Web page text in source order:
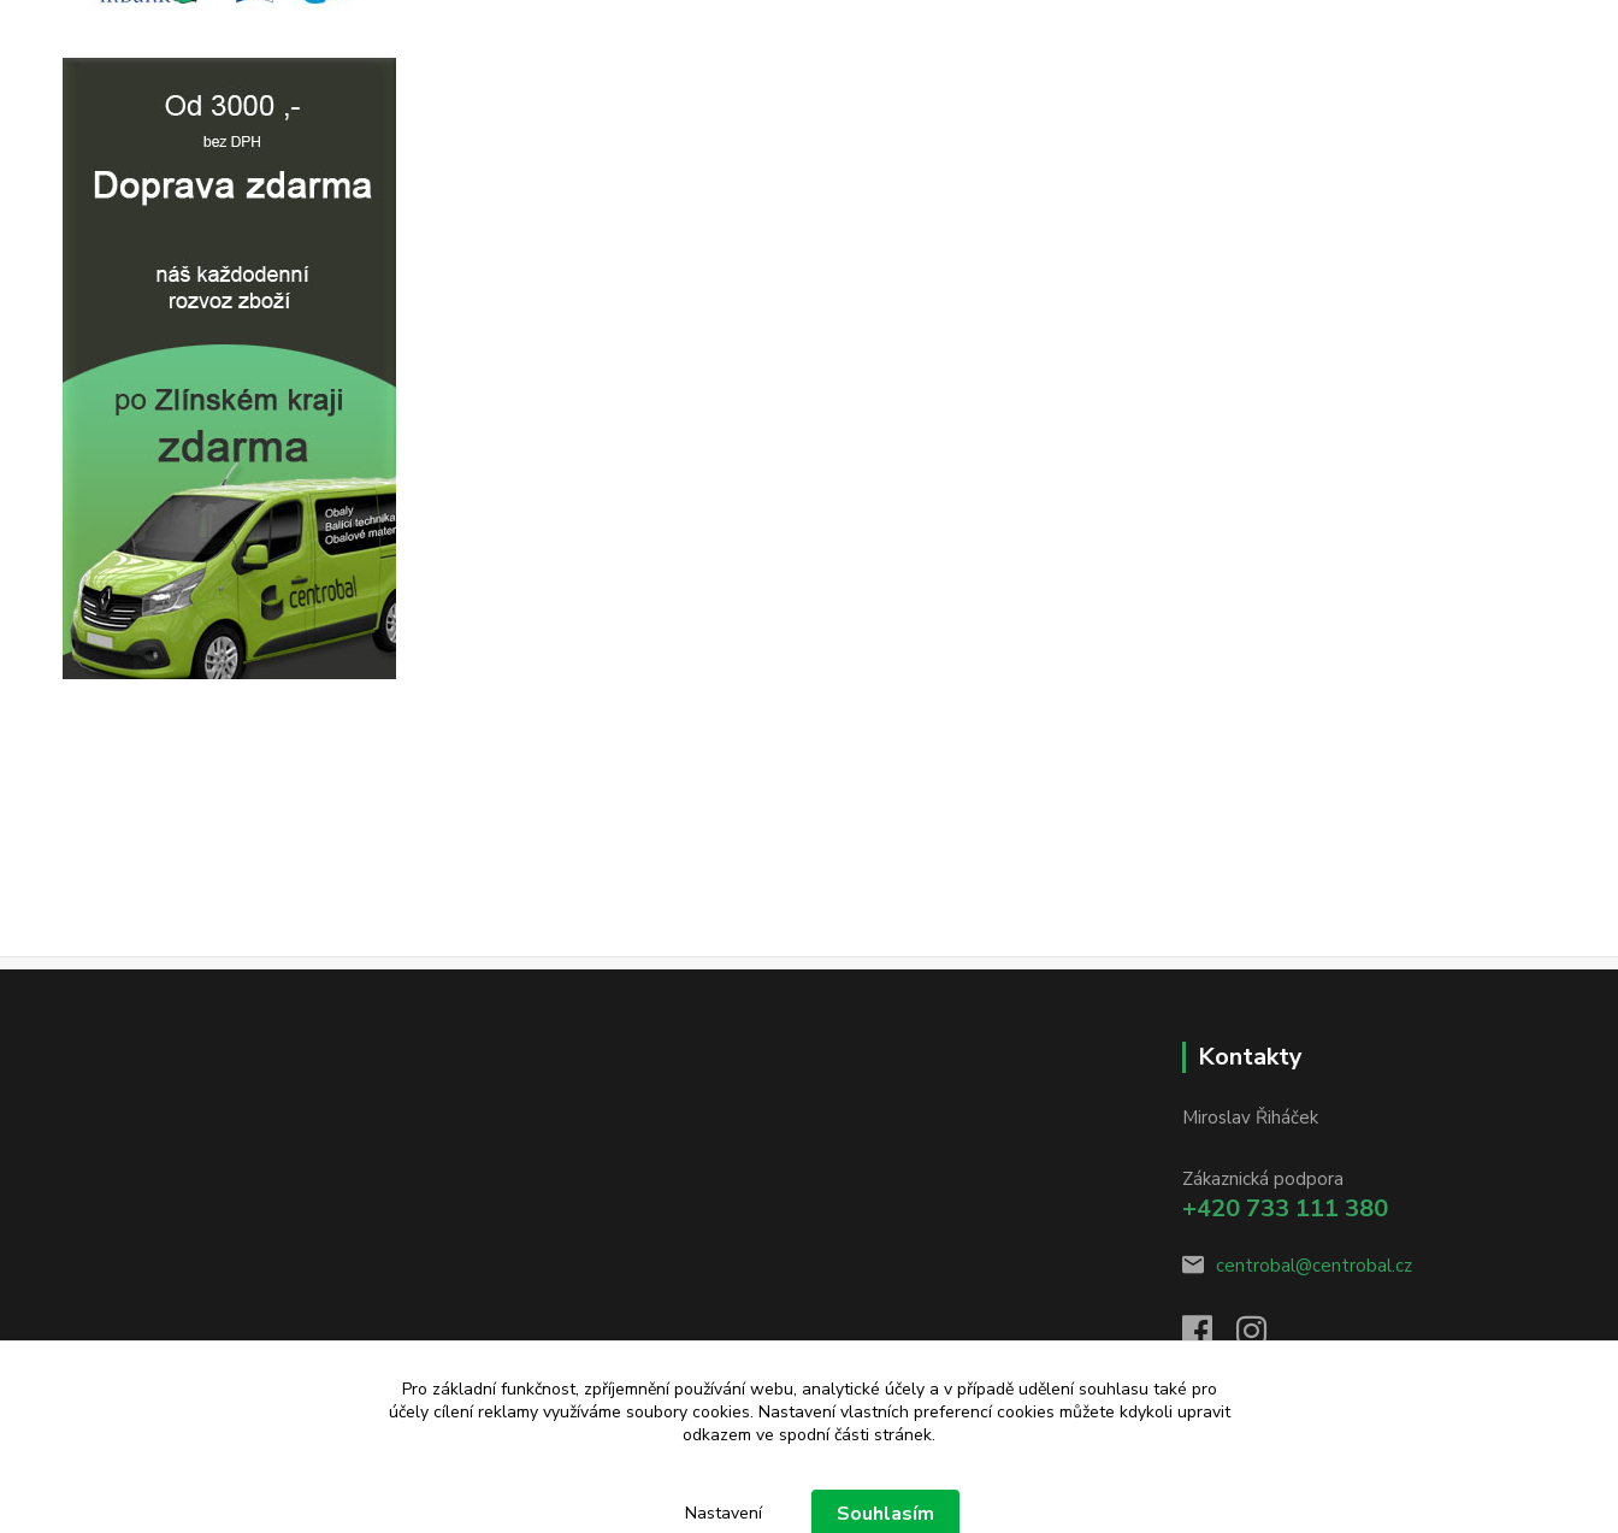
Kontakty
Miroslav Řiháček
Zákaznická podpora
+420 733 111 380
centrobal@centrobal.cz
Pro základní funkčnost, zpříjemnění používání webu, analytické účely a v případě udělení souhlasu také pro
účely cílení reklamy využíváme soubory cookies. Nastavení vlastních preferencí cookies můžete kdykoli upravit
odkazem ve spodní části stránek.
Nastavení Souhlasím